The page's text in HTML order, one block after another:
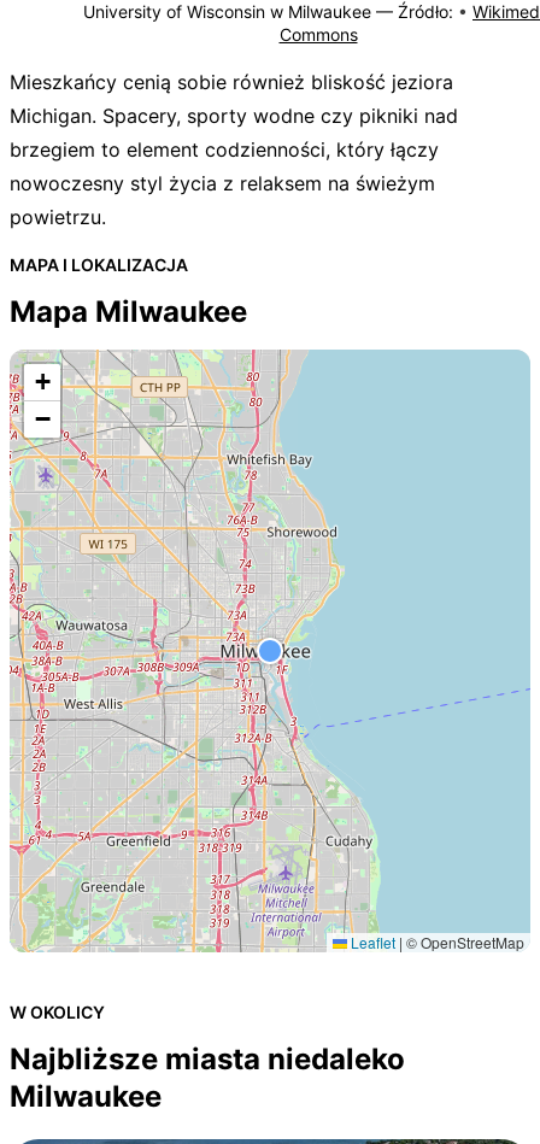
University of Wisconsin w Milwaukee — Źródło: •
Commons
Mieszkańcy cenią sobie również bliskość jeziora
Michigan. Spacery, sporty wodne czy pikniki nad
brzegiem to element codzienności, który łączy
nowoczesny styl życia z relaksem na świeżym
powietrzu.
MAPA I LOKALIZACJA
Mapa Milwaukee
+
−
Leaflet | © OpenStreetMap
W OKOLICY
Najbliższe miasta niedaleko
Milwaukee